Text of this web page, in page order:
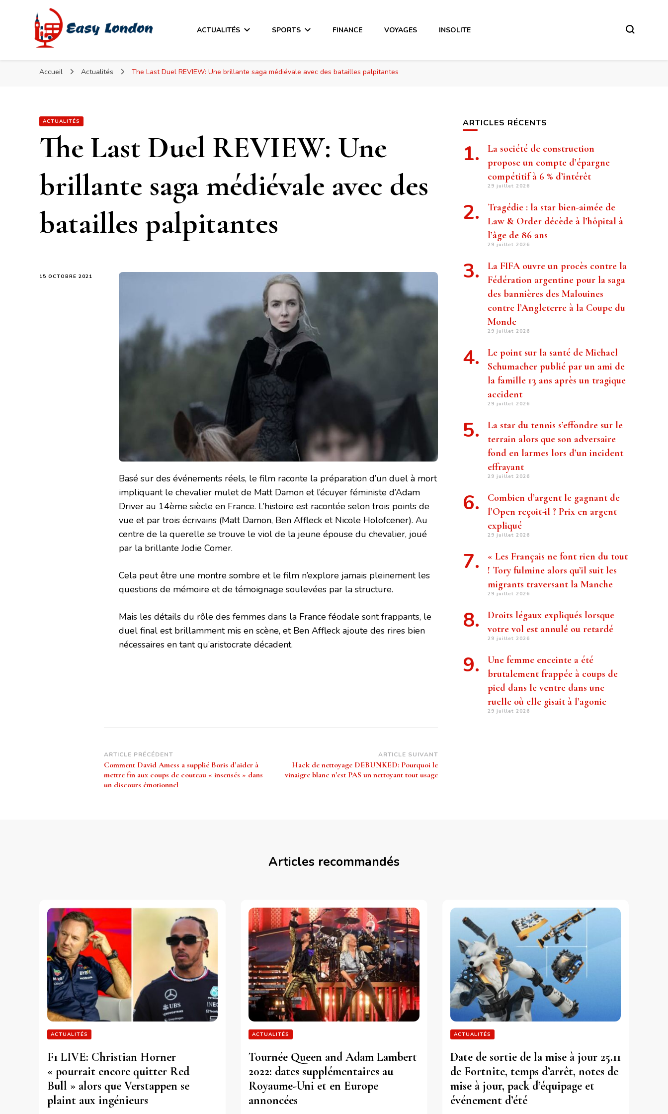
Easy London
Easy London
ACTUALITÉS SPORTS FINANCE VOYAGES INSOLITE
Accueil Actualités The Last Duel REVIEW: Une brillante saga médiévale avec des batailles palpitantes
ACTUALITÉS
The Last Duel REVIEW: Une
brillante saga médiévale avec des
batailles palpitantes
15 OCTOBRE 2021
Basé sur des événements réels, le film raconte la préparation d’un duel à mort
impliquant le chevalier mulet de Matt Damon et l’écuyer féministe d’Adam
Driver au 14ème siècle en France. L’histoire est racontée selon trois points de
vue et par trois écrivains (Matt Damon, Ben Affleck et Nicole Holofcener). Au
centre de la querelle se trouve le viol de la jeune épouse du chevalier, joué
par la brillante Jodie Comer.
Cela peut être une montre sombre et le film n’explore jamais pleinement les
questions de mémoire et de témoignage soulevées par la structure.
Mais les détails du rôle des femmes dans la France féodale sont frappants, le
duel final est brillamment mis en scène, et Ben Affleck ajoute des rires bien
nécessaires en tant qu’aristocrate décadent.
Navigation
d’article
ARTICLE PRÉCÉDENT
Comment David Amess a supplié Boris d’aider à
mettre fin aux coups de couteau « insensés » dans
un discours émotionnel
ARTICLE SUIVANT
Hack de nettoyage DEBUNKED: Pourquoi le
vinaigre blanc n’est PAS un nettoyant tout usage
ARTICLES RÉCENTS
La société de construction
propose un compte d’épargne
compétitif à 6 % d’intérêt
29 juillet 2026
Tragédie : la star bien-aimée de
Law & Order décède à l’hôpital à
l’âge de 86 ans
29 juillet 2026
La FIFA ouvre un procès contre la
Fédération argentine pour la saga
des bannières des Malouines
contre l’Angleterre à la Coupe du
Monde
29 juillet 2026
Le point sur la santé de Michael
Schumacher publié par un ami de
la famille 13 ans après un tragique
accident
29 juillet 2026
La star du tennis s’effondre sur le
terrain alors que son adversaire
fond en larmes lors d’un incident
effrayant
29 juillet 2026
Combien d’argent le gagnant de
l’Open reçoit-il ? Prix ​​en argent
expliqué
29 juillet 2026
« Les Français ne font rien du tout
! Tory fulmine alors qu’il suit les
migrants traversant la Manche
29 juillet 2026
Droits légaux expliqués lorsque
votre vol est annulé ou retardé
29 juillet 2026
Une femme enceinte a été
brutalement frappée à coups de
pied dans le ventre dans une
ruelle où elle gisait à l’agonie
29 juillet 2026
Articles recommandés
ACTUALITÉS
F1 LIVE: Christian Horner
« pourrait encore quitter Red
Bull » alors que Verstappen se
plaint aux ingénieurs
ACTUALITÉS
Tournée Queen and Adam Lambert
2022: dates supplémentaires au
Royaume-Uni et en Europe
annoncées
ACTUALITÉS
Date de sortie de la mise à jour 25.11
de Fortnite, temps d’arrêt, notes de
mise à jour, pack d’équipage et
événement d’été